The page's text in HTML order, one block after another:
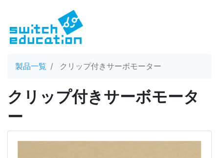
製品一覧 クリップ付きサーボモーター
クリップ付きサーボモータ
ー